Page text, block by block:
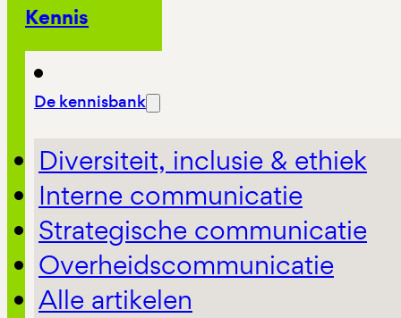
Kennis
De kennisbank
Diversiteit, inclusie & ethiek
Interne communicatie
Strategische communicatie
Overheidscommunicatie
Alle artikelen